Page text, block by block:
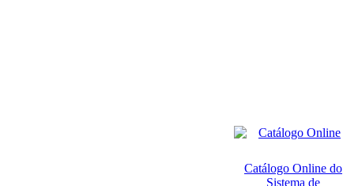
Catálogo Online do
Sistema de